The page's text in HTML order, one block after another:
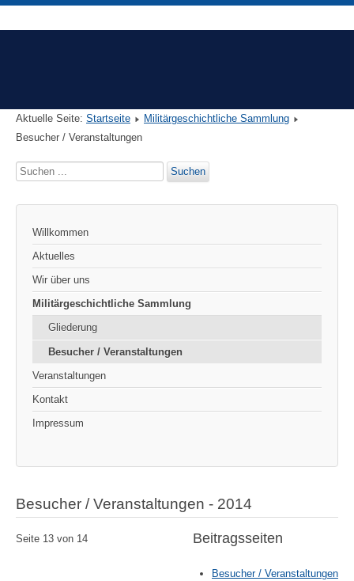
Aktuelle Seite: Startseite
Militärgeschichtliche Sammlung
Besucher / Veranstaltungen
Suchen
Suchen
Willkommen
Aktuelles
Wir über uns
Militärgeschichtliche Sammlung
Gliederung
Besucher / Veranstaltungen
Veranstaltungen
Kontakt
Impressum
Besucher / Veranstaltungen - 2014
Beitragsseiten
Besucher / Veranstaltungen
Seite 13 von 14